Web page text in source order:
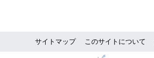
サイトマップ このサイトについて